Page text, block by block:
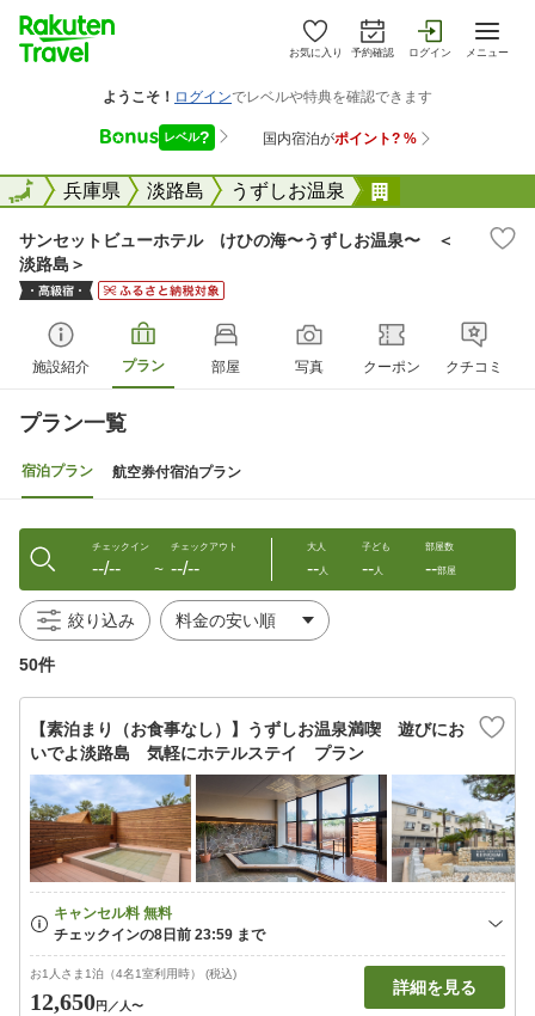
お気に入り 予約確認 ログイン メニュー
全国兵庫県 淡路島 うずしお温泉
全国
サンセットビューホテル けひの海〜うずしお温泉〜 ＜
淡路島＞
施設紹介 プラン 部屋 写真 クーポン クチコミ
プラン一覧
宿泊プラン 航空券付宿泊プラン
チェックイン
--/-- 〜
チェックアウト
--/--
大人
--人
子ども
--人
部屋数
--部屋
絞り込み
50件
【素泊まり（お食事なし）】うずしお温泉満喫 遊びにお
いでよ淡路島 気軽にホテルステイ プラン
お1人さま1泊（4名1室利用時） (税込)
12,650円 ／人〜
詳細を見る